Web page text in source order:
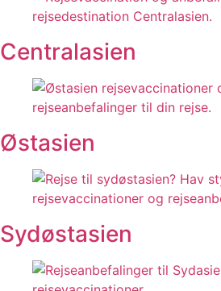
Centralasien
Østasien
Sydøstasien